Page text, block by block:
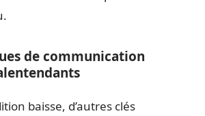
de communication
baisse, d’autres clés